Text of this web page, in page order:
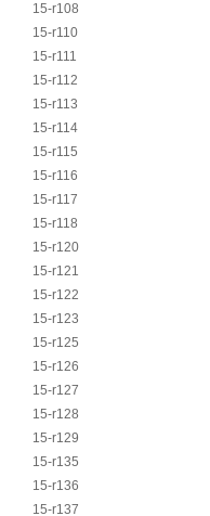
15-r108
15-r110
15-r111
15-r112
15-r113
15-r114
15-r115
15-r116
15-r117
15-r118
15-r120
15-r121
15-r122
15-r123
15-r125
15-r126
15-r127
15-r128
15-r129
15-r135
15-r136
15-r137